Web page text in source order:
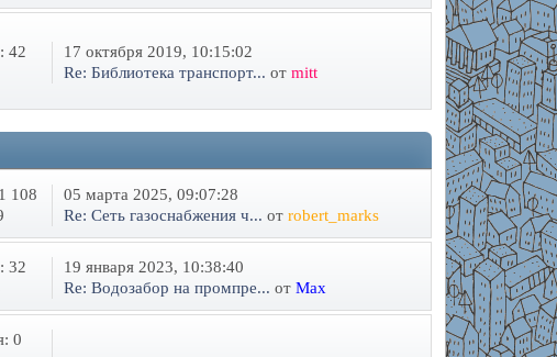
42
17 октября 2019, 10:15:02
Re: Библиотека транспорт... от mitt
108
05 марта 2025, 09:07:28
Re: Сеть газоснабжения ч... от robert_marks
32
19 января 2023, 10:38:40
Re: Водозабор на промпре... от Max
0